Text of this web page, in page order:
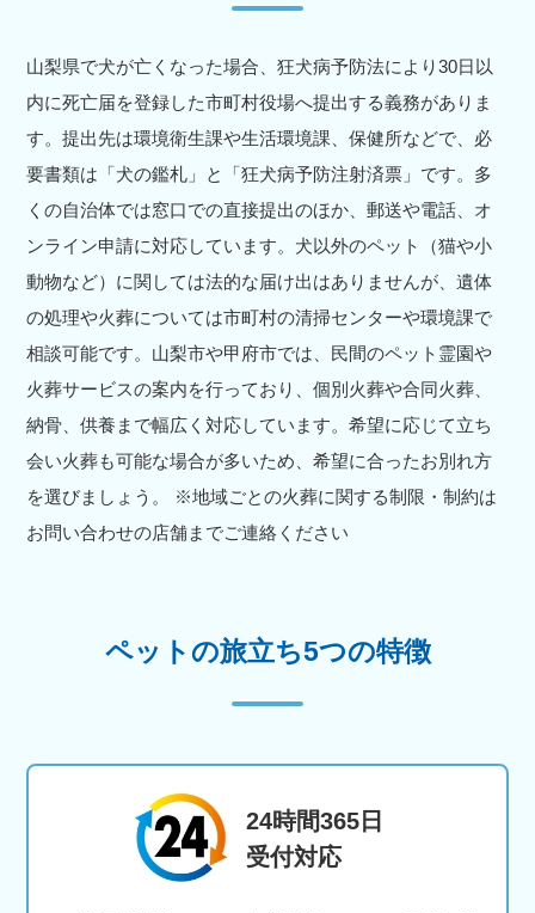
山梨県で犬が亡くなった場合、狂犬病予防法により30日以
内に死亡届を登録した市町村役場へ提出する義務がありま
す。提出先は環境衛生課や生活環境課、保健所などで、必
要書類は「犬の鑑札」と「狂犬病予防注射済票」です。多
くの自治体では窓口での直接提出のほか、郵送や電話、オ
ンライン申請に対応しています。犬以外のペット（猫や小
動物など）に関しては法的な届け出はありませんが、遺体
の処理や火葬については市町村の清掃センターや環境課で
相談可能です。山梨市や甲府市では、民間のペット霊園や
火葬サービスの案内を行っており、個別火葬や合同火葬、
納骨、供養まで幅広く対応しています。希望に応じて立ち
会い火葬も可能な場合が多いため、希望に合ったお別れ方
を選びましょう。 ※地域ごとの火葬に関する制限・制約は
お問い合わせの店舗までご連絡ください
ペットの旅立ち5つの特徴
24時間365日
受付対応